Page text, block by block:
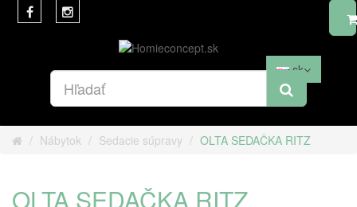
sk
Nábytok Sedacie súpravy OLTA SEDAČKA RITZ
OLTA SEDAČKA RITZ